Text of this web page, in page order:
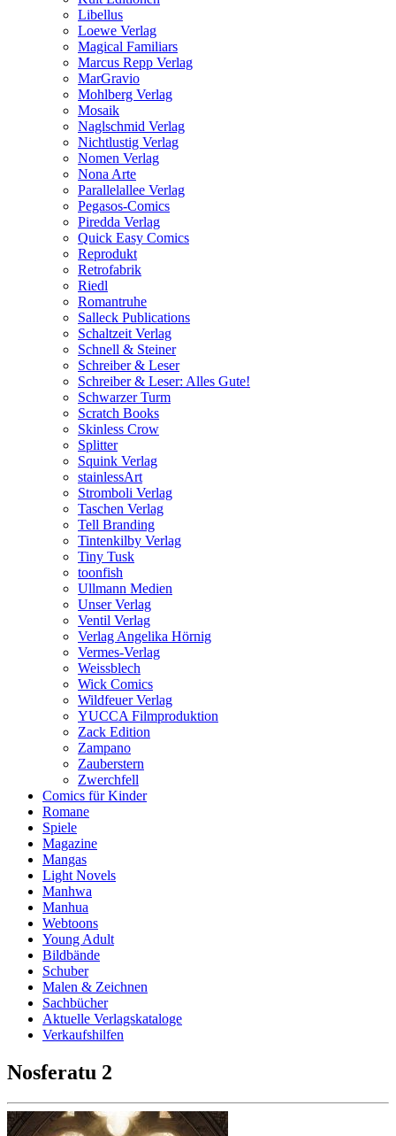
Libellus
Loewe Verlag
Magical Familiars
Marcus Repp Verlag
MarGravio
Mohlberg Verlag
Mosaik
Naglschmid Verlag
Nichtlustig Verlag
Nomen Verlag
Nona Arte
Parallelallee Verlag
Pegasos-Comics
Piredda Verlag
Quick Easy Comics
Reprodukt
Retrofabrik
Riedl
Romantruhe
Salleck Publications
Schaltzeit Verlag
Schnell & Steiner
Schreiber & Leser
Schreiber & Leser: Alles Gute!
Schwarzer Turm
Scratch Books
Skinless Crow
Splitter
Squink Verlag
stainlessArt
Stromboli Verlag
Taschen Verlag
Tell Branding
Tintenkilby Verlag
Tiny Tusk
toonfish
Ullmann Medien
Unser Verlag
Ventil Verlag
Verlag Angelika Hörnig
Vermes-Verlag
Weissblech
Wick Comics
Wildfeuer Verlag
YUCCA Filmproduktion
Zack Edition
Zampano
Zauberstern
Zwerchfell
Comics für Kinder
Romane
Spiele
Magazine
Mangas
Light Novels
Manhwa
Manhua
Webtoons
Young Adult
Bildbände
Schuber
Malen & Zeichnen
Sachbücher
Aktuelle Verlagskataloge
Verkaufshilfen
Nosferatu 2